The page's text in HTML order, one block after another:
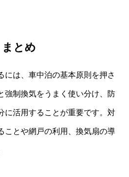
まとめ
には、車中泊の基本原則を押さ
強制換気をうまく使い分け、防
に活用することが重要です。対
ことや網戸の利用、換気扇の導